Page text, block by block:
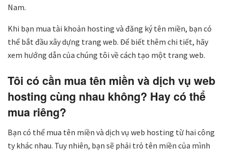
Nam.
Khi bạn mua tài khoản hosting và đăng ký tên miền, bạn có
thể bắt đầu xây dựng trang web. Để biết thêm chi tiết, hãy
xem hướng dẫn của chúng tôi về cách tạo một trang web.
Tôi có cần mua tên miền và dịch vụ web
hosting cùng nhau không? Hay có thể
mua riêng?
Bạn có thể mua tên miền và dịch vụ web hosting từ hai công
ty khác nhau. Tuy nhiên, bạn sẽ phải trỏ tên miền của mình